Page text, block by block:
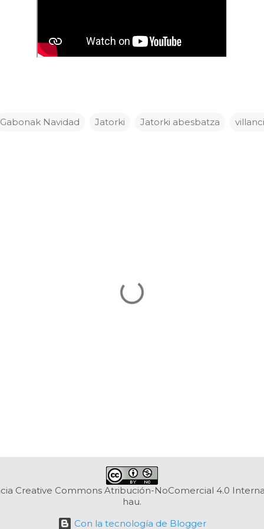
Gabonak Navidad Jatorki Jatorki abesbatza
Creative Commons Atribución-NoComercial 4.0
hau.
Con la tecnología de Blogger